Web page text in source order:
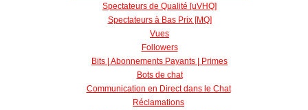
Spectateurs de Qualité [uVHQ]
Spectateurs à Bas Prix [MQ]
Vues
Followers
Bits | Abonnements Payants | Primes
Bots de chat
Communication en Direct dans le Chat
Réclamations